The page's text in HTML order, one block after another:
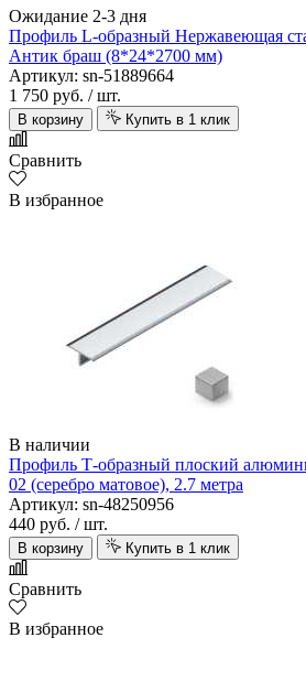
Ожидание 2-3 дня
Профиль L-образный Нержавеющая
Антик браш (8*24*2700 мм)
Артикул: sn-51889664
1 750 руб. / шт.
В корзину Купить в 1 клик
Сравнить
В избранное
В наличии
Профиль Т-образный плоский
02 (серебро матовое), 2.7 метра
Артикул: sn-48250956
440 руб. / шт.
В корзину Купить в 1 клик
Сравнить
В избранное